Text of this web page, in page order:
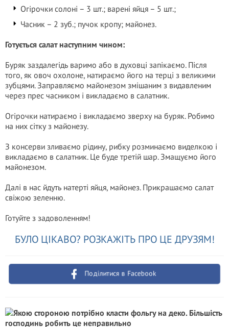
Огірочки солоні – 3 шт.; варені яйця – 5 шт.;
Часник – 2 зуб.; пучок кропу; майонез.
Готується салат наступним чином:
Буряк заздалегідь варимо або в духовці запікаємо. Після
того, як овоч охолоне, натираємо його на терці з великими
зубцями. Заправляємо майонезом змішаним з видавленим
через прес часником і викладаємо в салатник.
Огірочки натираємо і викладаємо зверху на буряк. Робимо
на них сітку з майонезу.
З консерви зливаємо рідину, рибку розминаємо виделкою і
викладаємо в салатник. Це буде третій шар. Змащуємо його
майонезом.
Далі в нас йдуть натерті яйця, майонез. Прикрашаємо салат
свіжою зеленню.
Готуйте з задоволенням!
БУЛО ЦІКАВО? РОЗКАЖІТЬ ПРО ЦЕ ДРУЗЯМ!
Поділитися в Facebook